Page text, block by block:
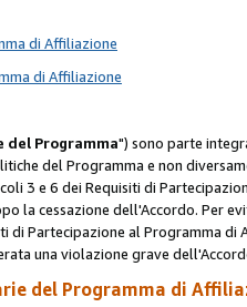
di Affiliazione
di Affiliazione
del Programma") sono parte
del Programma e non
3 e 6 dei Requisiti di
la cessazione dell'Accordo. Per
Partecipazione al Programma
una violazione grave
del Programma di